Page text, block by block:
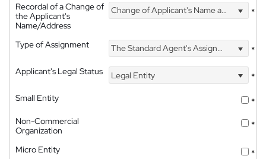
Recordal of a Change of
the Applicant's
Name/Address
Change of Applicant's Name and Address *
Type of Assignment The Standard Agent's Assignment
*
Applicant's Legal Status
Legal Entity
*
Small Entity
*
Non-Commercial
Organization
*
Micro Entity
*